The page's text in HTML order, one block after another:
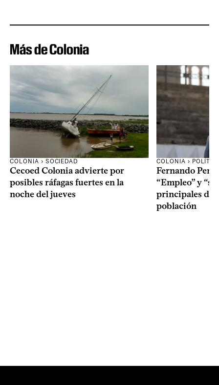
Más de Colonia
COLONIA › SOCIEDAD
Cecoed Colonia advierte por
posibles ráfagas fuertes en la
noche del jueves
COLONIA ›
Fernando
“Empleo” y
principales
población